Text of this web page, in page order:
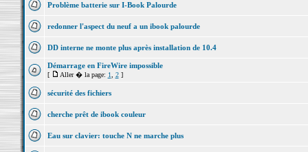
Problème batterie sur I-Book Palourde
redonner l'aspect du neuf a un ibook palourde
DD interne ne monte plus après installation de 10.4
Démarrage en FireWire impossible
[ Aller � la page: 1 2]
sécurité des fichiers
cherche prêt de ibook couleur
Eau sur clavier: touche N ne marche plus